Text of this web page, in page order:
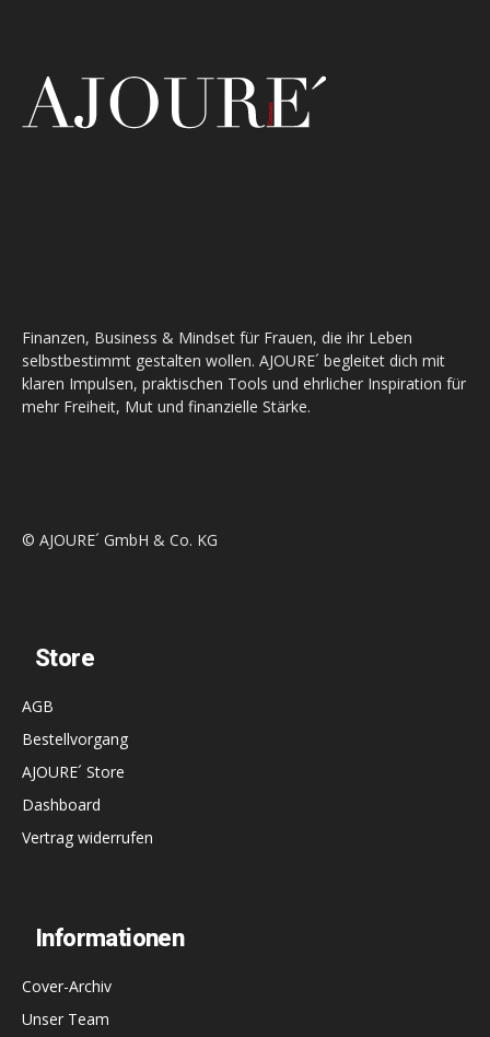
Finanzen, Business & Mindset für Frauen, die ihr Leben
selbstbestimmt gestalten wollen. AJOURE´ begleitet dich mit
klaren Impulsen, praktischen Tools und ehrlicher Inspiration für
mehr Freiheit, Mut und finanzielle Stärke.
© AJOURE´ GmbH & Co. KG
Store
AGB
Bestellvorgang
AJOURE´ Store
Dashboard
Vertrag widerrufen
Informationen
Cover-Archiv
Unser Team